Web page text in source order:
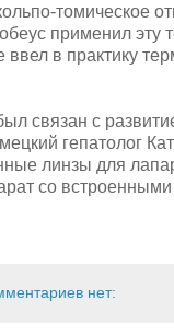
томическое
применил эту
ввел в практику
связан с
гепатолог
линзы для
со
нет: